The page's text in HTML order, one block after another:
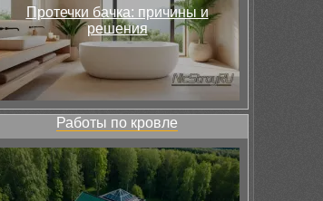
Протечки бачка: причины и
решения
Работы по кровле